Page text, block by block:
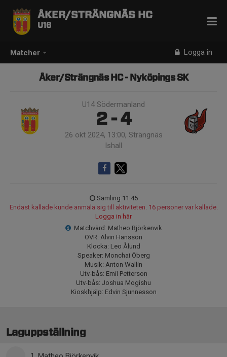
Matcher Logga in
ÅKER/STRÄNGNÄS HC
U16
Åker/Strängnäs HC - Nyköpings SK
U14 Södermanland
2 - 4
26 okt 2024, 13:00, Strängnäs
Ishall
Samling 11:45
Endast kallade kunde anmäla sig till aktiviteten. 16 personer var kallade.
Logga in här
Matchvärd: Matheo Björkenvik
OVR: Alvin Hansson
Klocka: Leo Ålund
Speaker: Monchai Öberg
Musik: Anton Wallin
Utv-bås: Emil Petterson
Utv-bås: Joshua Mogishu
Kioskhjälp: Edvin Sjunnesson
Laguppställning